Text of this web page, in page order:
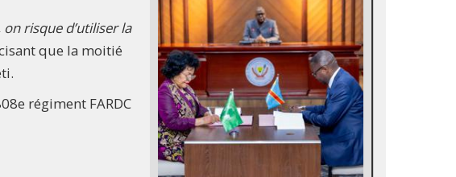
risque d’utiliser la
que la moitié
régiment FARDC